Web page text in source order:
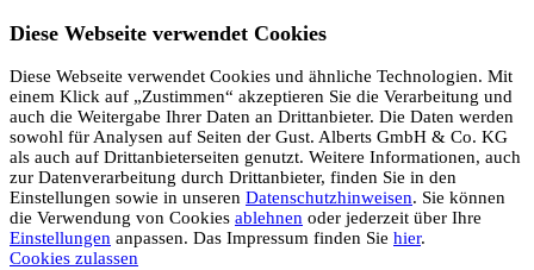
Diese Webseite verwendet Cookies
Diese Webseite verwendet Cookies und ähnliche Technologien. Mit
einem Klick auf „Zustimmen“ akzeptieren Sie die Verarbeitung und
auch die Weitergabe Ihrer Daten an Drittanbieter. Die Daten werden
sowohl für Analysen auf Seiten der Gust. Alberts GmbH & Co. KG
als auch auf Drittanbieterseiten genutzt. Weitere Informationen, auch
zur Datenverarbeitung durch Drittanbieter, finden Sie in den
Einstellungen sowie in unseren Datenschutzhinweisen. Sie können
die Verwendung von Cookies ablehnen oder jederzeit über Ihre
Einstellungen anpassen. Das Impressum finden Sie hier.
Cookies zulassen